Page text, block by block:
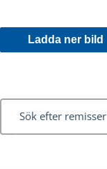
Ladda ner bild